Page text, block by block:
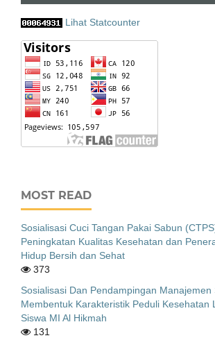
Lihat Statcounter
MOST READ
Sosialisasi Cuci Tangan Pakai Sabun
Peningkatan Kualitas Kesehatan dan
Hidup Bersih dan Sehat
373
Sosialisasi Dan Pendampingan Manajemen
Membentuk Karakteristik Peduli Kesehatan
Siswa MI Al Hikmah
131